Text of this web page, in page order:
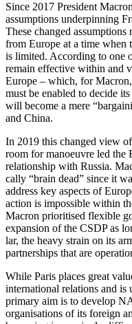
Since 2017 President
assumptions underpinning
These changed
from Europe at a time when
is limited. According to one
remain effective within and
Europe – which, for
must be enabled to decide
will become a mere
and China.
In 2019 this changed view
room for manoeuvre led the
relationship with Russia.
cally “brain dead” since it
address key aspects of
action is impossible within
Macron prioritised flexible
expansion of the CSDP as
lar, the heavy strain on its
partnerships that are
While Paris places great
international relations and is
primary aim is to develop
organisations of its foreign